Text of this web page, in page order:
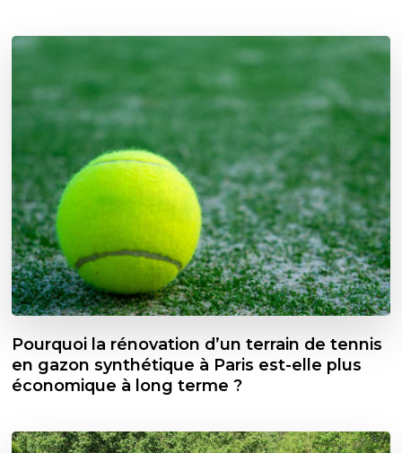
Pourquoi la rénovation d’un terrain de tennis
en gazon synthétique à Paris est-elle plus
économique à long terme ?